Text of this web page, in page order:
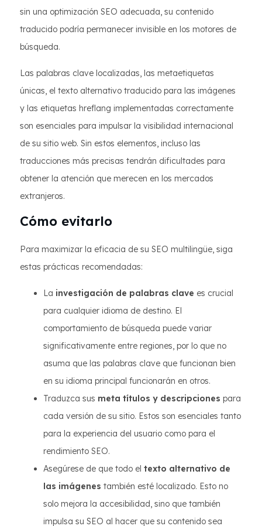
sin una optimización SEO adecuada, su contenido
traducido podría permanecer invisible en los motores de
búsqueda.
Las palabras clave localizadas, las metaetiquetas
únicas, el texto alternativo traducido para las imágenes
y las etiquetas hreflang implementadas correctamente
son esenciales para impulsar la visibilidad internacional
de su sitio web. Sin estos elementos, incluso las
traducciones más precisas tendrán dificultades para
obtener la atención que merecen en los mercados
extranjeros.
Cómo evitarlo
Para maximizar la eficacia de su SEO multilingüe, siga
estas prácticas recomendadas:
La investigación de palabras clave es crucial
para cualquier idioma de destino. El
comportamiento de búsqueda puede variar
significativamente entre regiones, por lo que no
asuma que las palabras clave que funcionan bien
en su idioma principal funcionarán en otros.
Traduzca sus meta títulos y descripciones para
cada versión de su sitio. Estos son esenciales tanto
para la experiencia del usuario como para el
rendimiento SEO.
Asegúrese de que todo el texto alternativo de
las imágenes también esté localizado. Esto no
solo mejora la accesibilidad, sino que también
impulsa su SEO al hacer que su contenido sea